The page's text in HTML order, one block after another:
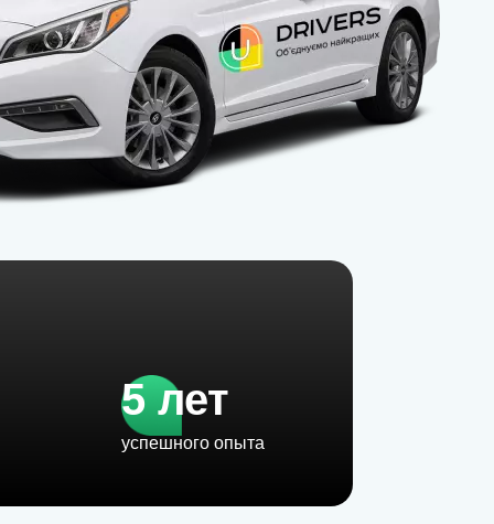
5 лет
успешного опыта